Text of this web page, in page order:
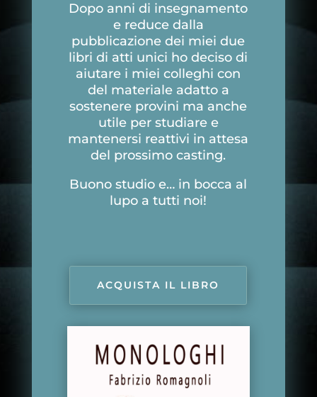
Dopo anni di insegnamento
e reduce dalla
pubblicazione dei miei due
libri di atti unici ho deciso di
aiutare i miei colleghi con
del materiale adatto a
sostenere provini ma anche
utile per studiare e
mantenersi reattivi in attesa
del prossimo casting.
Buono studio e… in bocca al
lupo a tutti noi!
ACQUISTA IL LIBRO